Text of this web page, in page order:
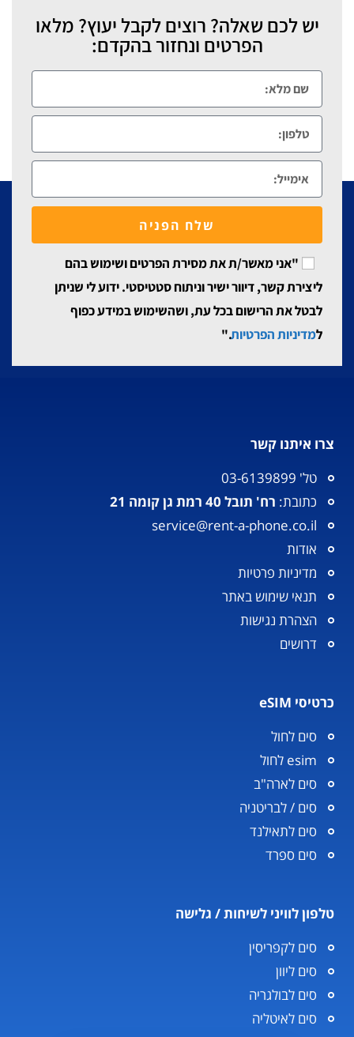
יש לכם שאלה? רוצים לקבל יעוץ? מלאו
הפרטים ונחזור בהקדם:
"אני מאשר/ת את מסירת הפרטים ושימוש בהם
ליצירת קשר, דיוור ישיר וניתוח סטטיסטי. ידוע לי שניתן
לבטל את הרישום בכל עת, ושהשימוש במידע כפוף
למדיניות הפרטיות."
שלח הפניה
צרו איתנו קשר
טל' 03-6139899
כתובת: רח' תובל 40 רמת גן קומה 21
service@rent-a-phone.co.il
אודות
מדיניות פרטיות
תנאי שימוש באתר
הצהרת נגישות
דרושים
כרטיסי eSIM
סים לחול
esim לחול
סים לארה"ב
סים / לבריטניה
סים לתאילנד
סים ספרד
טלפון לוויני לשיחות / גלישה
סים לקפריסין
סים ליוון
סים לבולגריה
סים לאיטליה